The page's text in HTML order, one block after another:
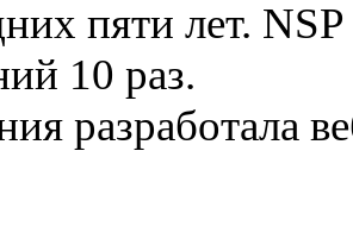
пяти лет.
10 раз.
разработала